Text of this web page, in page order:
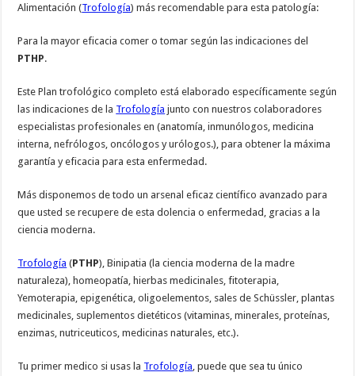
Alimentación (Trofología) más recomendable para esta patología:
Para la mayor eficacia comer o tomar según las indicaciones del
PTHP.
Este Plan trofológico completo está elaborado específicamente según
las indicaciones de la Trofología junto con nuestros colaboradores
especialistas profesionales en (anatomía, inmunólogos, medicina
interna, nefrólogos, oncólogos y urólogos.), para obtener la máxima
garantía y eficacia para esta enfermedad.
Más disponemos de todo un arsenal eficaz científico avanzado para
que usted se recupere de esta dolencia o enfermedad, gracias a la
ciencia moderna.
Trofología (PTHP), Binipatia (la ciencia moderna de la madre
naturaleza), homeopatía, hierbas medicinales, fitoterapia,
Yemoterapia, epigenética, oligoelementos, sales de Schüssler, plantas
medicinales, suplementos dietéticos (vitaminas, minerales, proteínas,
enzimas, nutriceuticos, medicinas naturales, etc.).
Tu primer medico si usas la Trofología , puede que sea tu único